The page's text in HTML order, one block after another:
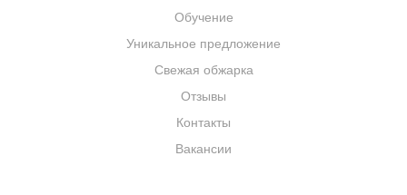
Обучение
Уникальное предложение
Свежая обжарка
Отзывы
Контакты
Вакансии